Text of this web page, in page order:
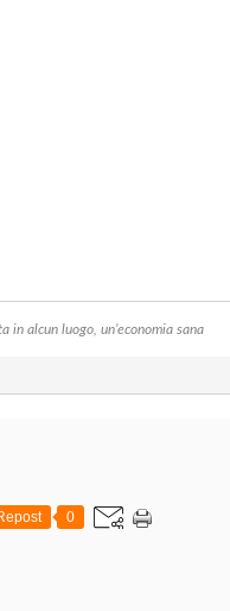
in alcun luogo, un’economia sana
0